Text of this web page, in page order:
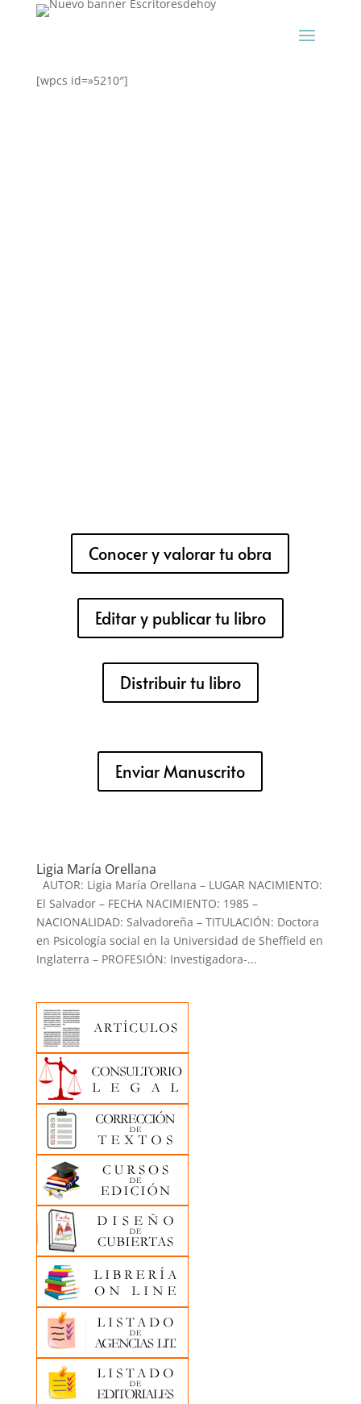
[wpcs id=»5210″]
Conocer y valorar tu obra
Editar y publicar tu libro
Distribuir tu libro
Enviar Manuscrito
Ligia María Orellana
AUTOR: Ligia María Orellana – LUGAR NACIMIENTO:
El Salvador – FECHA NACIMIENTO: 1985 –
NACIONALIDAD: Salvadoreña – TITULACIÓN: Doctora
en Psicología social en la Universidad de Sheffield en
Inglaterra – PROFESIÓN: Investigadora-...